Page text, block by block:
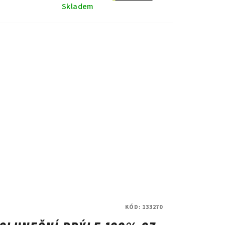
Skladem
KÓD: 133270